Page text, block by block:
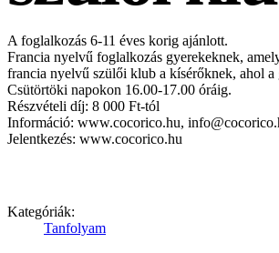
A foglalkozás 6-11 éves korig ajánlott.
Francia nyelvű foglalkozás gyerekeknek,
francia nyelvű szülői klub a kísérőknek, ahol a
Csütörtöki napokon 16.00-17.00 óráig.
Részvételi díj: 8 000 Ft-tól
Információ: www.cocorico.hu,
Jelentkezés: www.cocorico.hu
Kategóriák:
Tanfolyam